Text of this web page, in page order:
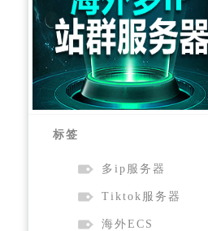
标签
多ip服务器
Tiktok服务器
海外ECS